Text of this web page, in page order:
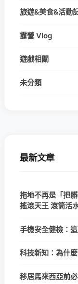
旅遊&美食&活動
露營 Vlog
遊戲相關
未分類
最新文章
拖地不再是「把
搖滾天王 滾筒活
手機安全健檢：
科技新知：為什
移居馬來西亞前